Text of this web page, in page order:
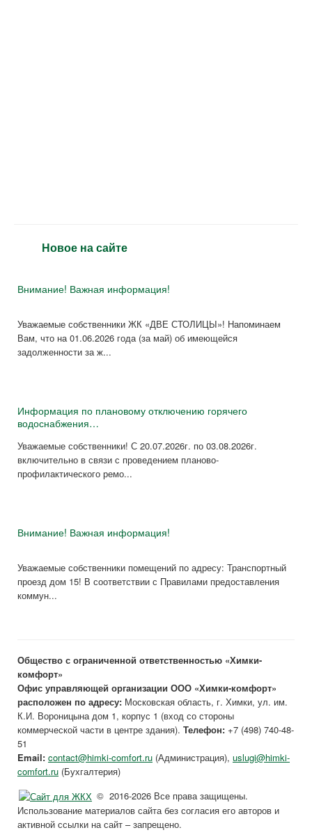
Новое на сайте
Внимание! Важная информация!
Уважаемые собственники ЖК «ДВЕ СТОЛИЦЫ»! Напоминаем
Вам, что на 01.06.2026 года (за май) об имеющейся
задолженности за ж...
Информация по плановому отключению горячего
водоснабжения…
Уважаемые собственники! С 20.07.2026г. по 03.08.2026г.
включительно в связи с проведением планово-
профилактического ремо...
Внимание! Важная информация!
Уважаемые собственники помещений по адресу: Транспортный
проезд дом 15! В соответствии с Правилами предоставления
коммун...
Общество с ограниченной ответственностью «Химки-
комфорт»
Офис управляющей организации ООО «Химки-комфорт»
расположен по адресу: Московская область, г. Химки, ул. им.
К.И. Вороницына дом 1, корпус 1 (вход со стороны
коммерческой части в центре здания). Телефон: +7 (498) 740-48-
51
Email: contact@himki-comfort.ru (Администрация), uslugi@himki-
comfort.ru (Бухгалтерия)
© 2016-2026 Все права защищены.
Использование материалов сайта без согласия его авторов и
активной ссылки на сайт – запрещено.